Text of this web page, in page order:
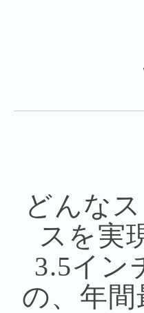
どんな
スを実
3.5イン
の、年